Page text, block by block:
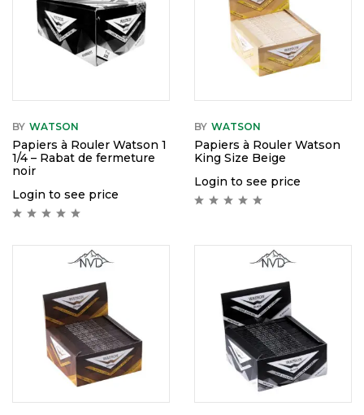
BY WATSON
Papiers à Rouler Watson 1
1/4 – Rabat de fermeture
noir
Login to see price
BY WATSON
Papiers à Rouler Watson
King Size Beige
Login to see price